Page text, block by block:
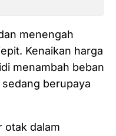
menengah
Kenaikan harga
menambah beban
berupaya
otak dalam